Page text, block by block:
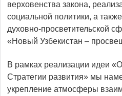
верховенства закона,
социальной политики, а
духовно-просветительской
«Новый Узбекистан –
В рамках реализации идеи
Стратегии развития» мы
укреп­ление атмосферы